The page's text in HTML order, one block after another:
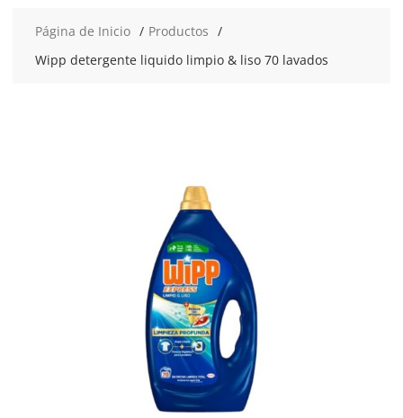
Página de Inicio
Productos
Wipp detergente liquido limpio & liso 70 lavados